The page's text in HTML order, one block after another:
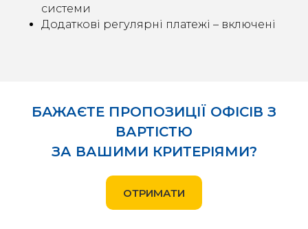
системи
Додаткові регулярні платежі – включені
БАЖАЄТЕ ПРОПОЗИЦІЇ ОФІСІВ З
ВАРТІСТЮ
ЗА ВАШИМИ КРИТЕРІЯМИ?
ОТРИМАТИ